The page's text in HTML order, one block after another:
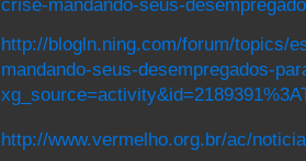
crise-mandando-seus-
http://blogln.ning.com/forum/topics/
mandando-seus-desempregados-
http://www.vermelho.org.br/ac/